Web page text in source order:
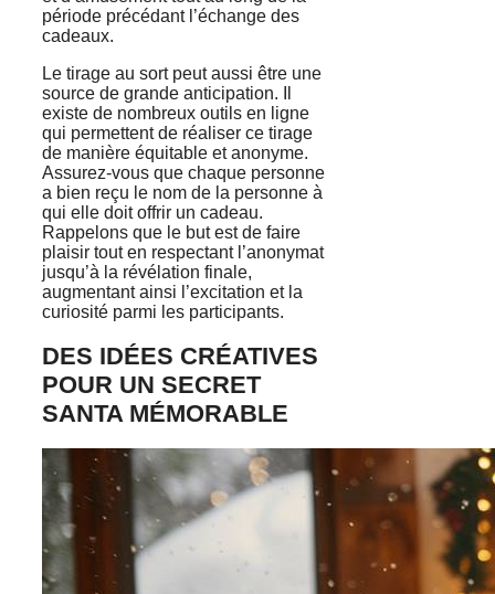
période précédant l’échange des
cadeaux.
Le tirage au sort peut aussi être une
source de grande anticipation. Il
existe de nombreux outils en ligne
qui permettent de réaliser ce tirage
de manière équitable et anonyme.
Assurez-vous que chaque personne
a bien reçu le nom de la personne à
qui elle doit offrir un cadeau.
Rappelons que le but est de faire
plaisir tout en respectant l’anonymat
jusqu’à la révélation finale,
augmentant ainsi l’excitation et la
curiosité parmi les participants.
DES IDÉES CRÉATIVES
POUR UN SECRET
SANTA MÉMORABLE